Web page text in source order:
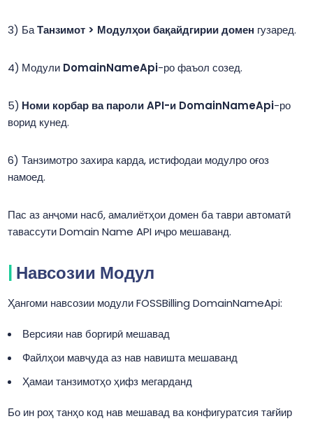
БаТанзимот > Модулҳои бақайдгирии домен гузаред.
Модули DomainNameApi-ро фаъол созед.
Номи корбар ва пароли API-и DomainNameApi-ро
ворид кунед.
Танзимотро захира карда, истифодаи модулро оғоз
намоед.
Пас аз анҷоми насб, амалиётҳои домен ба таври автоматӣ
тавассути Domain Name API иҷро мешаванд.
Навсозии Модул
Ҳангоми навсозии модули FOSSBilling DomainNameApi:
Версияи нав боргирӣ мешавад
Файлҳои мавҷуда аз нав навишта мешаванд
Ҳамаи танзимотҳо ҳифз мегарданд
Бо ин роҳ танҳо код нав мешавад ва конфигуратсия тағйир